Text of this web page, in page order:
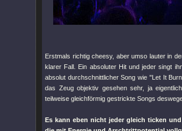
Erstmals richtig cheesy, aber umso lauter in
klarer Fall. Ein absoluter Hit und jeder singt
absolut durchschnittlicher Song wie "Let It
das Zeug objektiv gesehen sehr, ja
teilweise gleichförmig gestrickte Songs
Es kann eben nicht jeder gleich ticken